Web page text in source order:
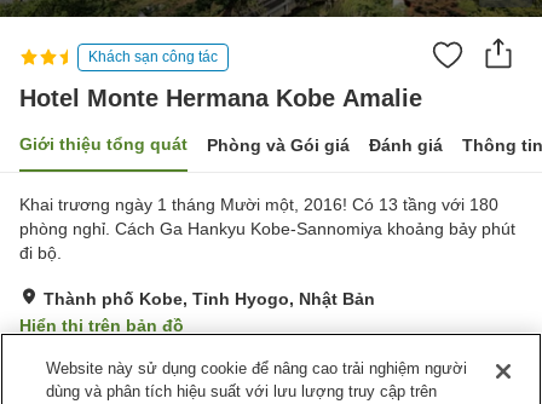
Khách sạn công tác
Hotel Monte Hermana Kobe Amalie
Giới thiệu tổng quát Phòng và Gói giá Đánh giá Thông
Khai trương ngày 1 tháng Mười một, 2016! Có 13 tầng với 180
phòng nghỉ. Cách Ga Hankyu Kobe-Sannomiya khoảng bảy phút
đi bộ.
Thành phố Kobe, Tỉnh Hyogo, Nhật Bản
Hiển thị trên bản đồ
Tuyệt vời Đánh giá:568lượt
Website này sử dụng cookie để nâng cao trải nghiệm người
dùng và phân tích hiệu suất với lưu lượng truy cập trên